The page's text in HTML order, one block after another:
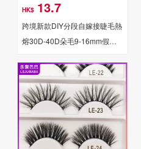
HK$ 13.7
跨境新款DIY分段自嫁接睫毛熱
熔30D-40D朵毛9-16mm假睫